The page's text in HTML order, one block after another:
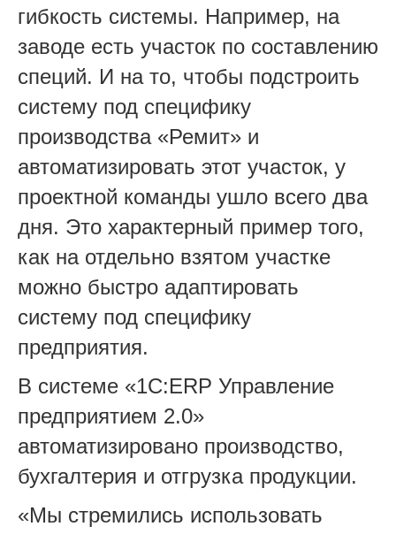
гибкость системы. Например, на
заводе есть участок по составлению
специй. И на то, чтобы подстроить
систему под специфику
производства «Ремит» и
автоматизировать этот участок, у
проектной команды ушло всего два
дня. Это характерный пример того,
как на отдельно взятом участке
можно быстро адаптировать
систему под специфику
предприятия.
В системе «1С:ERP Управление
предприятием 2.0»
автоматизировано производство,
бухгалтерия и отгрузка продукции.
«Мы стремились использовать